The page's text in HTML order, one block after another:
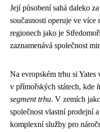
Její působení sahá daleko
současnosti operuje ve více
regionech jako je
zaznamenává společnost
Na evropském trhu si
v přímořských státech, kde
segment trhu. V zemích
společnost vlastní prodejní
komplexní služby pro